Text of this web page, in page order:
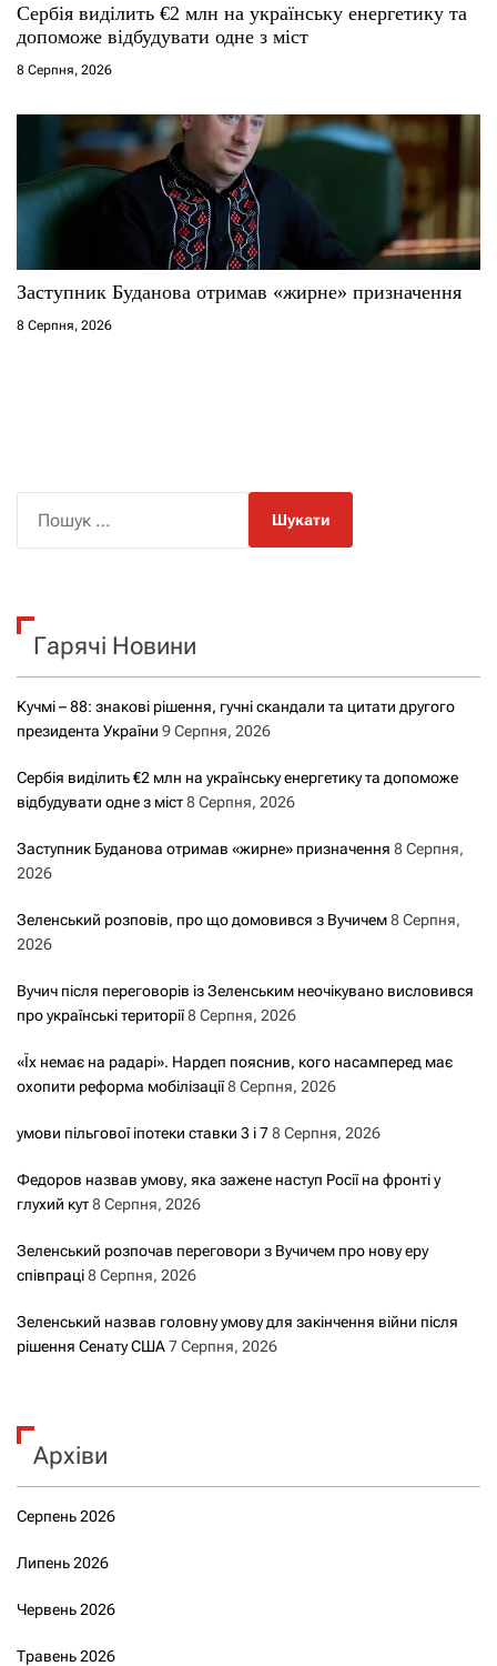
Сербія виділить €2 млн на українську енергетику та
допоможе відбудувати одне з міст
8 Серпня, 2026
Заступник Буданова отримав «жирне» призначення
8 Серпня, 2026
к
Гарячі Новини
Кучмі – 88: знакові рішення, гучні скандали та цитати другого
президента України 9 Серпня, 2026
Сербія виділить €2 млн на українську енергетику та допоможе
відбудувати одне з міст8 Серпня, 2026
Заступник Буданова отримав «жирне» призначення 8 Серпня,
2026
Зеленський розповів, про що домовився з Вучичем8 Серпня,
2026
Вучич після переговорів із Зеленським неочікувано висловився
про українські території8 Серпня, 2026
«Їх немає на радарі». Нардеп пояснив, кого насамперед має
охопити реформа мобілізації8 Серпня, 2026
умови пільгової іпотеки ставки 3 і 78 Серпня, 2026
Федоров назвав умову, яка зажене наступ Росії на фронті у
глухий кут8 Серпня, 2026
Зеленський розпочав переговори з Вучичем про нову еру
співпраці8 Серпня, 2026
Зеленський назвав головну умову для закінчення війни після
рішення Сенату США7 Серпня, 2026
Архіви
Серпень 2026
Липень 2026
Червень 2026
Травень 2026